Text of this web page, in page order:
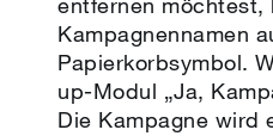
Kampagnennamen
Papierkorbsymbol.
up-Modul „Ja,
Die Kampagne wird